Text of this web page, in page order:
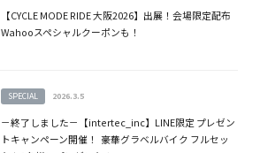
【CYCLE MODE RIDE 大阪2026】出展！会場限定配布
Wahooスペシャルクーポンも！
SPECIAL 2026.3.5
－終了しました－【intertec_inc】LINE限定 プレゼン
トキャンペーン開催！ 豪華グラベルバイク フルセッ